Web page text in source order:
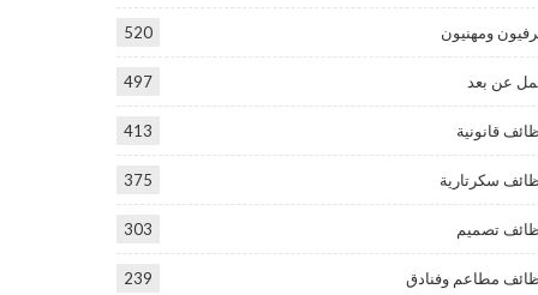
ومهنيون 520
عن بعد 497
قانونية 413
سكرتارية 375
تصميم 303
مطاعم وفنادق 239